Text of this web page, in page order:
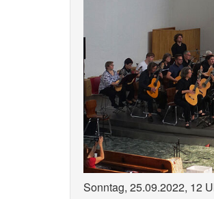
Sonntag, 25.09.2022, 12